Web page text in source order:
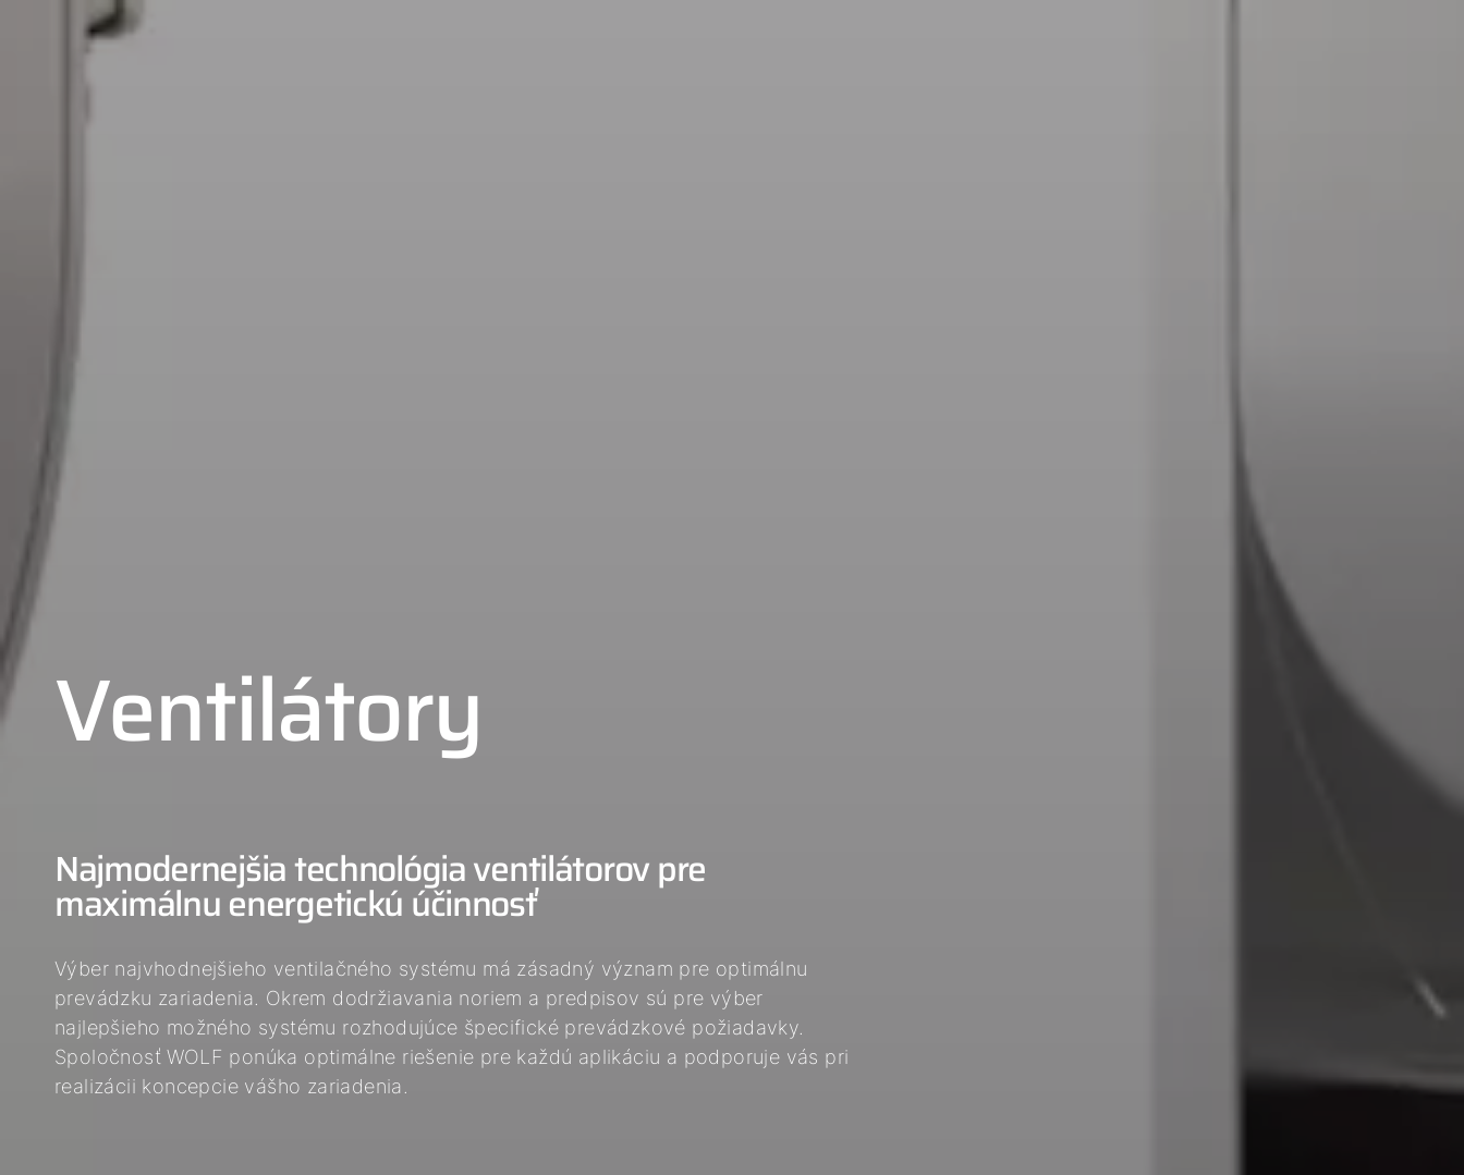
Ventilátory
Najmodernejšia technológia ventilátorov pre
maximálnu energetickú účinnosť
Výber najvhodnejšieho ventilačného systému má zásadný význam pre optimálnu
prevádzku zariadenia. Okrem dodržiavania noriem a predpisov sú pre výber
najlepšieho možného systému rozhodujúce špecifické prevádzkové požiadavky.
Spoločnosť WOLF ponúka optimálne riešenie pre každú aplikáciu a podporuje vás pri
realizácii koncepcie vášho zariadenia.